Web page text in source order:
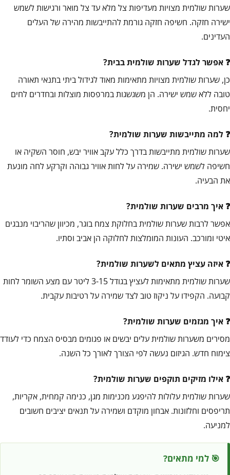
שערות שולמית מצויות מעדיפות צל מלא עד צל מואר ורגישות לשמש
ישירה חזקה. חשיפה חזקה גורמת להתייבשות מהירה של העלים
העדינים.
אפשר לגדל שערות שולמית בבית?
כן, שערות שולמית מצויות מתאימות מאוד לגידול ביתי בתנאי תאורה
טובה ללא שמש ישירה. הן משגשגות במרפסות מוצלות ובחדרים לחים
יחסית.
למה מתייבשות שערות שולמית?
שערות שולמית מתייבשות בדרך כלל עקב אוויר יבש, חוסר השקיה או
חשיפה לשמש ישירה. שמירה על לחות אוויר גבוהה וקרקע לחה מונעת
את הבעיה.
איך מרבים שערות שולמית?
אפשר לרבות שערות שולמית בחלוקת צמח בוגר, מכיוון שהריבוי מנבגים
איטי ומורכב. העונות המומלצות לחלוקה הן אביב וסתיו.
איזה עציץ מתאים לשערות שולמית?
שערות שולמית מתאימות לעציץ בגודל 3-15 ליטר עם מצע השומר לחות
קבועה. הקפידו על ניקוז טוב לצד שמירה על רטיבות עקבית.
איך מגזמים שערות שולמית?
מסירים משערות שולמית עלים יבשים או פגומים מבסיס הצמח כדי לעודד
צימוח חדש. הגיזום נעשה לפי הצורך לאורך כל השנה.
אילו מזיקים תוקפים שערות שולמית?
שערות שולמית עלולות להיפגע מכנימות מגן, כנימה קמחית, אקריות,
תריפסים וחלזונות. אבחון מוקדם ושמירה על תנאים יציבים חשובים
למניעה.
🎯 למי מתאים?